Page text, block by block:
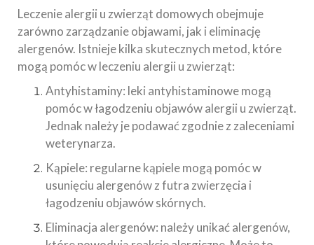
Leczenie alergii u zwierząt domowych obejmuje
zarówno zarządzanie objawami, jak i eliminację
alergenów. Istnieje kilka skutecznych metod, które
mogą pomóc w leczeniu alergii u zwierząt:
Antyhistaminy: leki antyhistaminowe mogą
pomóc w łagodzeniu objawów alergii u zwierząt.
Jednak należy je podawać zgodnie z zaleceniami
weterynarza.
Kąpiele: regularne kąpiele mogą pomóc w
usunięciu alergenów z futra zwierzęcia i
łagodzeniu objawów skórnych.
Eliminacja alergenów: należy unikać alergenów,